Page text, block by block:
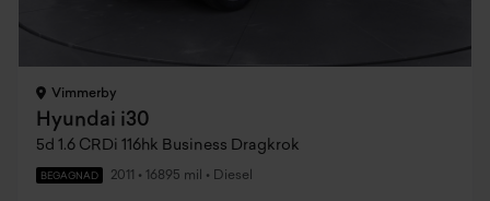
Vimmerby
Hyundai i30
5d 1.6 CRDi 116hk Business Dragkrok
BEGAGNAD 2011 • 16895 mil • Diesel